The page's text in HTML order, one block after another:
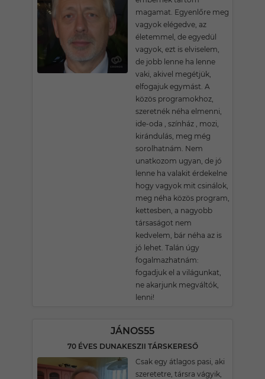
magamat. Egyenlőre meg
vagyok elégedve, az
életemmel, de egyedül
vagyok, ezt is elviselem,
de jobb lenne ha lenne
vaki, akivel megétjük,
elfogajuk egymást. A
közös programokhoz,
szeretnék néha elmenni,
ide-oda , színház , mozi,
kirándulás, meg még
sorolhatnám. Nem
unatkozom ugyan, de jó
lenne ha valakit érdekelne
hogy vagyok mit csinálok,
meg néha közös program,
kettesben, a nagyobb
társaságot nem
kedvelem, bár néha az is
jó lehet. Talán úgy
fogalmazhatnám:
fogadjuk el a világunkat,
ne akarjunk megváltók,
lenni!
JÁNOS55
70 ÉVES DUNAKESZII TÁRSKERESŐ
Csak egy átlagos pasi, aki
szeretetre, társra vágyik,